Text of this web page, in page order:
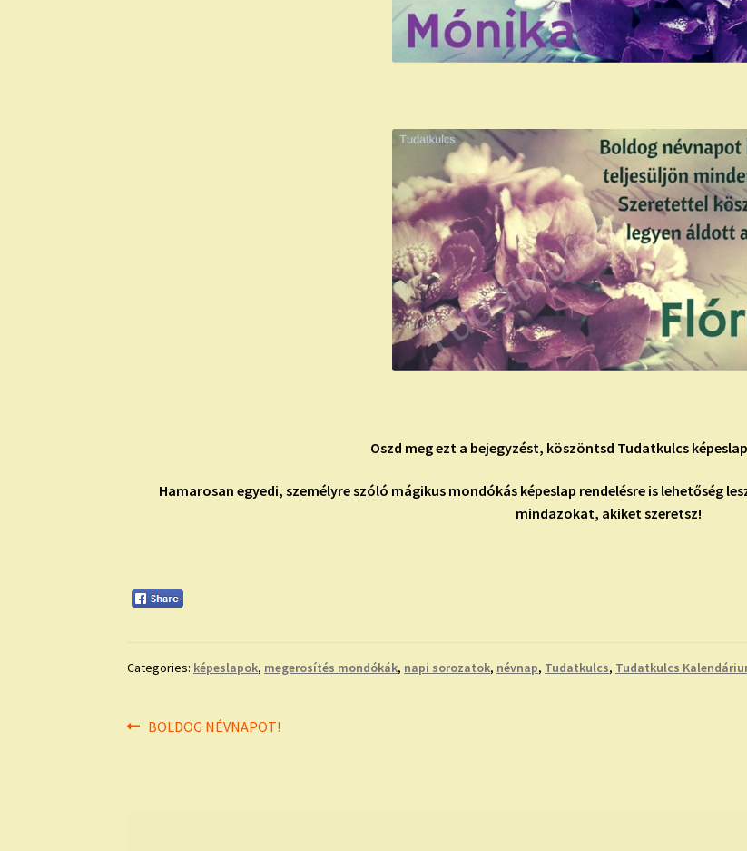
Oszd meg ezt a bejegyzést, köszöntsd Tudatkulcs
Hamarosan egyedi, személyre szóló mágikus mondókás képeslap rendelésre is lehetőség
mindazokat, akiket szeretsz!
Categories: képeslapok, megerosítés mondókák, napi sorozatok, névnap, Tudatkulcs, Tudatkulcs
Bejegyzés
Previous
BOLDOG NÉVNAPOT!